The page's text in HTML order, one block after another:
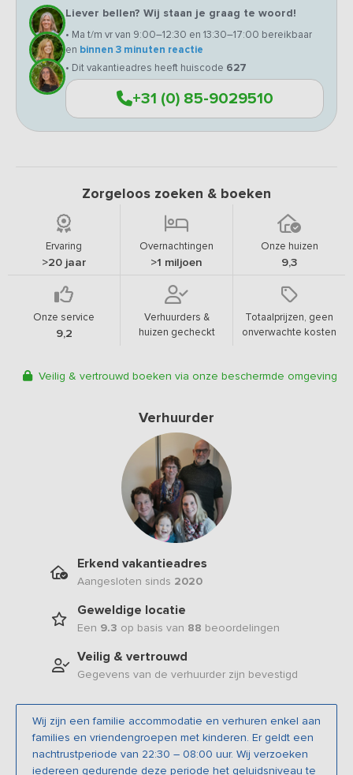
Liever bellen? Wij staan je graag te woord!
• Ma t/m vr van 9:00–12:30 en 13:30–17:00 bereikbaar
en binnen 3 minuten reactie
• Dit vakantieadres heeft huiscode 627
+31 (0) 85-9029510
Zorgeloos zoeken & boeken
Ervaring
>20 jaar
Overnachtingen
>1 miljoen
Onze huizen
9,3
Onze service
9,2
Verhuurders &
huizen gecheckt
Totaalprijzen, geen
onverwachte kosten
Veilig & vertrouwd boeken via onze beschermde omgeving
Verhuurder
Erkend vakantieadres
Aangesloten sinds 2020
Geweldige locatie
Een 9.3 op basis van 88 beoordelingen
Veilig & vertrouwd
Gegevens van de verhuurder zijn bevestigd
Wij zijn een familie accommodatie en verhuren enkel aan
families en vriendengroepen met kinderen. Er geldt een
nachtrustperiode van 22:30 – 08:00 uur. Wij verzoeken
iedereen gedurende deze periode het geluidsniveau te